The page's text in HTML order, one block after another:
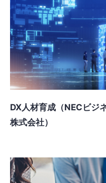
DX人材育成（NECビジ
株式会社）